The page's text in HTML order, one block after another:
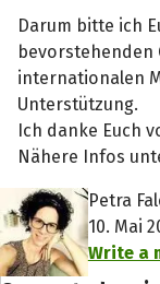
Darum bitte ich
bevorstehenden
internationalen
Unterstützung.
Ich danke Euch
Nähere Infos
Petra
10. Mai
Write a